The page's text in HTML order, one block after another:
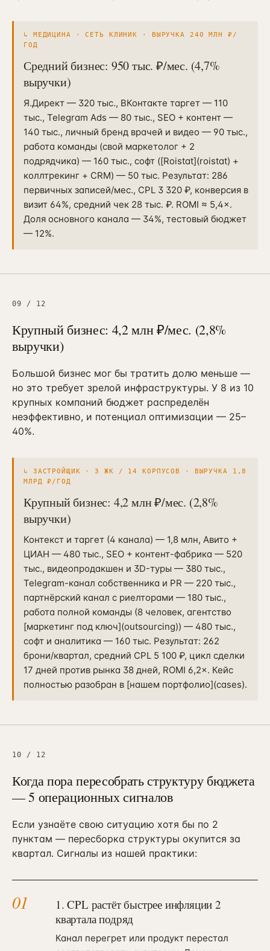
↳ МЕДИЦИНА · СЕТЬ КЛИНИК · ВЫРУЧКА 240 МЛН ₽/
ГОД
Средний бизнес: 950 тыс. ₽/мес. (4,7%
выручки)
Я.Директ — 320 тыс., ВКонтакте таргет — 110
тыс., Telegram Ads — 80 тыс., SEO + контент —
140 тыс., личный бренд врачей и видео — 90 тыс.,
работа команды (свой маркетолог + 2
подрядчика) — 160 тыс., софт ([Roistat](roistat) +
коллтрекинг + CRM) — 50 тыс. Результат: 286
первичных записей/мес., CPL 3 320 ₽, конверсия в
визит 64%, средний чек 28 тыс. ₽. ROMI ≈ 5,4×.
Доля основного канала — 34%, тестовый бюджет
— 12%.
09 / 12
Крупный бизнес: 4,2 млн ₽/мес. (2,8%
выручки)
Большой бизнес мог бы тратить долю меньше —
но это требует зрелой инфраструктуры. У 8 из 10
крупных компаний бюджет распределён
неэффективно, и потенциал оптимизации — 25–
40%.
↳ ЗАСТРОЙЩИК · 3 ЖК / 14 КОРПУСОВ · ВЫРУЧКА 1,8
МЛРД ₽/ГОД
Крупный бизнес: 4,2 млн ₽/мес. (2,8%
выручки)
Контекст и таргет (4 канала) — 1,8 млн, Авито +
ЦИАН — 480 тыс., SEO + контент-фабрика — 520
тыс., видеопродакшен и 3D-туры — 380 тыс.,
Telegram-канал собственника и PR — 220 тыс.,
партнёрский канал с риелторами — 180 тыс.,
работа полной команды (8 человек, агентство
[маркетинг под ключ](outsourcing)) — 480 тыс.,
софт и аналитика — 160 тыс. Результат: 262
брони/квартал, средний CPL 5 100 ₽, цикл сделки
17 дней против рынка 38 дней, ROMI 6,2×. Кейс
полностью разобран в [нашем портфолио](cases).
10 / 12
Когда пора пересобрать структуру бюджета
— 5 операционных сигналов
Если узнаёте свою ситуацию хотя бы по 2
пунктам — пересборка структуры окупится за
квартал. Сигналы из нашей практики:
01
1. CPL растёт быстрее инфляции 2
квартала подряд
Канал перегрет или продукт перестал